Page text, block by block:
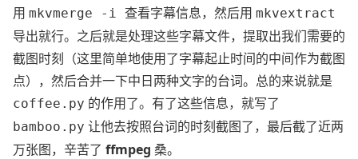
用 mkvmerge -i 查看字幕信息，然后用 mkvextract
导出就行。之后就是处理这些字幕文件，提取出我们需要的
截图时刻（这里简单地使用了字幕起止时间的中间作为截图
点），然后合并一下中日两种文字的台词。总的来说就是
coffee.py 的作用了。有了这些信息，就写了
bamboo.py 让他去按照台词的时刻截图了，最后截了近两
万张图，辛苦了 ffmpeg 桑。